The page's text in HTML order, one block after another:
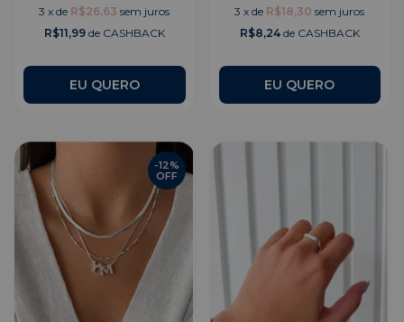
3 xde R$26,63 sem juros
R$11,99de CASHBACK
3 xde R$18,30 sem juros
R$8,24de CASHBACK
EU QUERO
-12%
OFF